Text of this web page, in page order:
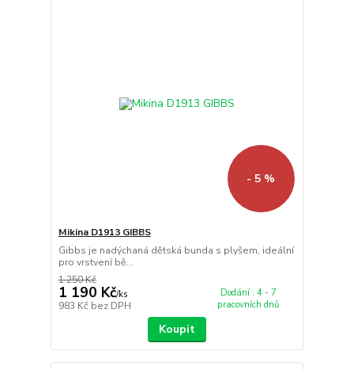
- 5 %
Mikina D1913 GIBBS
Gibbs je nadýchaná dětská bunda s plyšem, ideální
pro vrstvení bě...
1 250 Kč
1 190 Kč/ks
983 Kč bez DPH
Dodání : 4 - 7
pracovních dnů
Koupit